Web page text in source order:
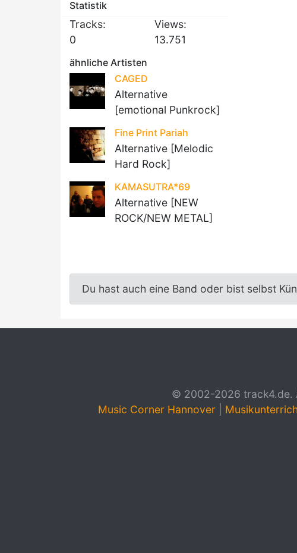
Statistik
Tracks:
0
Views:
13.751
ähnliche Artisten
CAGED
Alternative
[emotional Punkrock]
Fine Print Pariah
Alternative [Melodic
Hard Rock]
KAMASUTRA*69
Alternative [NEW
ROCK/NEW METAL]
Du hast auch eine Band oder bist selbst
© 2002-2026 track4.de.
Music Corner Hannover